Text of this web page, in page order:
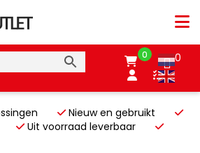
0
0
Nieuw en gebruikt
Uit voorraad leverbaar